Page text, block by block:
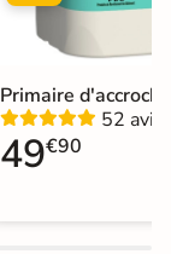
Primaire
52 avis
49€90